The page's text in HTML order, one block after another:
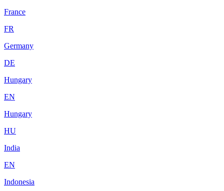
France
FR
Germany
DE
Hungary
EN
Hungary
HU
India
EN
Indonesia